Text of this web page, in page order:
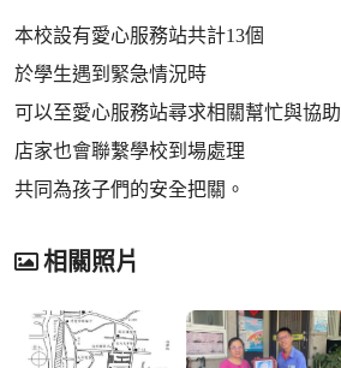
本校設有愛心服務站共計13個
於學生遇到緊急情況時
可以至愛心服務站尋求相關幫忙與協助
店家也會聯繫學校到場處理
共同為孩子們的安全把關。
相關照片